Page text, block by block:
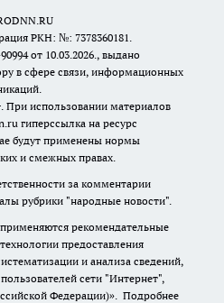
РКН: №: 7378360181.
от 10.03.2026., выдано
в сфере связи, информационных
При использовании материалов
гиперссылка на ресурс
будут применены нормы
и смежных правах.
за комментарии
рубрики "народные новости".
рекомендательные
предоставления
и анализа сведений,
сети "Интернет",
Федерации)». Подробнее